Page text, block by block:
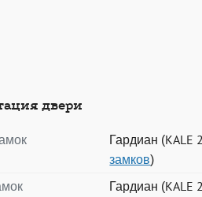
двери
Гардиан (KALE
замков)
Гардиан (KALE